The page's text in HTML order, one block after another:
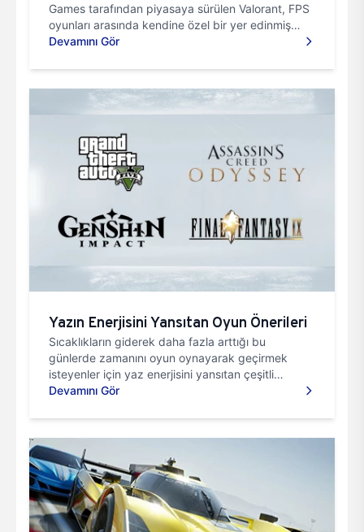
Games tarafından piyasaya sürülen Valorant, FPS
oyunları arasında kendine özel bir yer edinmiş
durumda. Eğer bu oy...
Devamını Gör
Yazın Enerjisini Yansıtan Oyun Önerileri
Sıcaklıkların giderek daha fazla arttığı bu
günlerde zamanını oyun oynayarak geçirmek
isteyenler için yaz enerjisini yansıtan çeşitli
oyunlar bulunmaktadır. B...
Devamını Gör